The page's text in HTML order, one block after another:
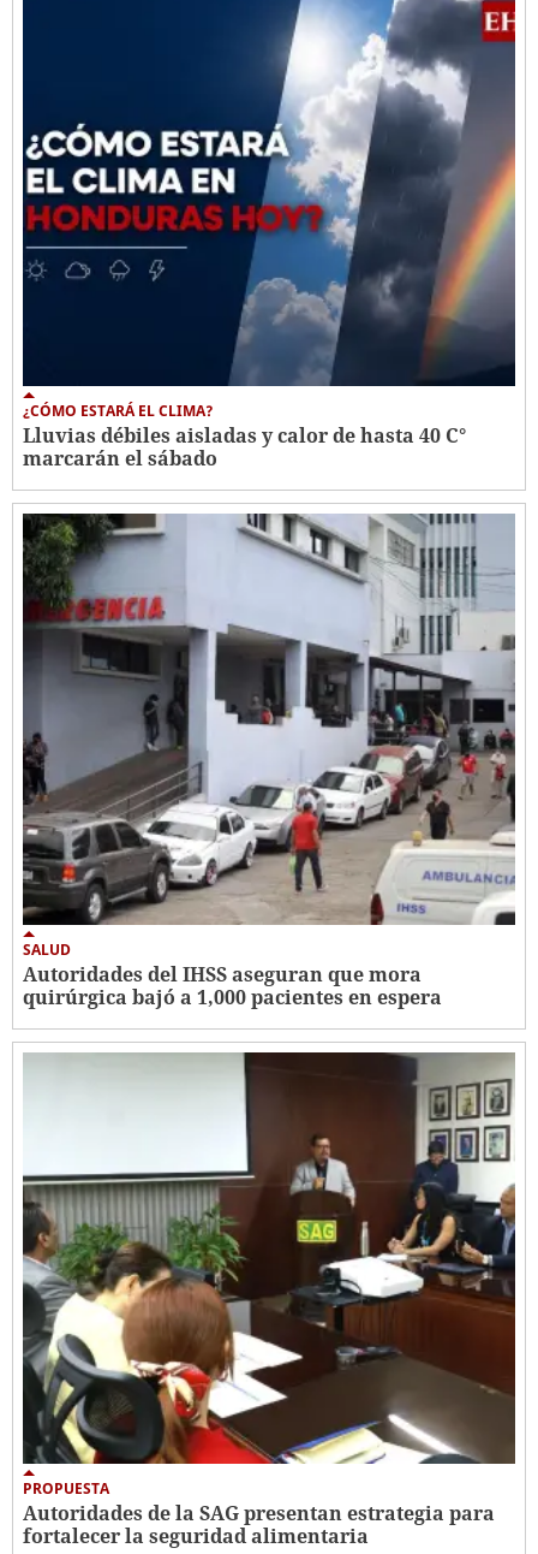
¿CÓMO ESTARÁ EL CLIMA?
Lluvias débiles aisladas y calor de hasta 40 C°
marcarán el sábado
SALUD
Autoridades del IHSS aseguran que mora
quirúrgica bajó a 1,000 pacientes en espera
PROPUESTA
Autoridades de la SAG presentan estrategia para
fortalecer la seguridad alimentaria